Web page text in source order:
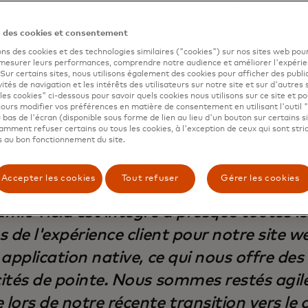
tests pour fournir des expériences hyper-taillées via
côté serveur et de scripts côté client.
récent d'un nouveau site web - considéré comme la "
24/7 " de On - l'équipe a établi une feuille de route
en sortant des sentiers battus avec ses KPI pour
en tant qu'outil pour créer une
et alimenter la croissance continue de On.
Yield est intégré à presque toutes
de l'expérience client pour notre site
native, ce qui nous offre des
de pointe. Nous sommes restés
lors de notre récente transition vers le
cookies et consentement
des cookies et des technologies similaires ("cookies") sur nos sites web
leurs performances, comprendre notre audience et améliorer
certains sites, nous utilisons également des cookies pour afficher des
de navigation et les intérêts des utilisateurs sur notre site et sur d'autres
cookies" ci-dessous pour savoir quels cookies nous utilisons sur ce site et
modifier vos préférences en matière de consentement en utilisant l'outil
bas de l'écran (disponible sous forme de lien au lieu d'un bouton sur certains
refuser certains ou tous les cookies, à l'exception de ceux qui sont
au bon fonctionnement du site.
Accepter les cookies Tout refuser Gérer les cookies